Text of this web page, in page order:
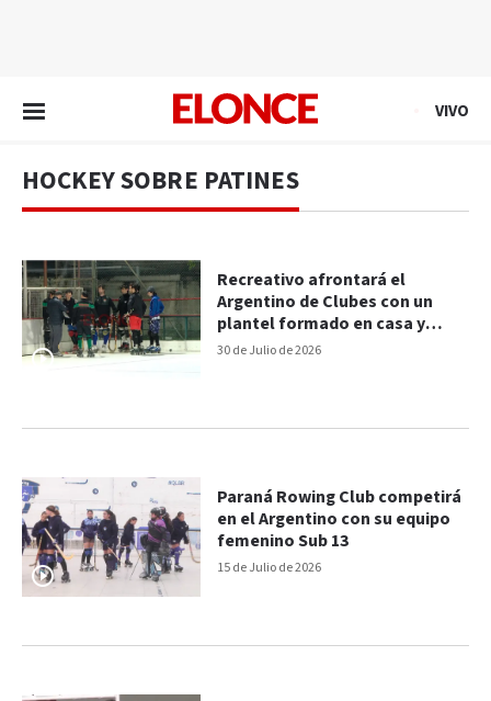
VIVO
HOCKEY SOBRE PATINES
30 de Julio de 2026
Recreativo afrontará el
Argentino de Clubes con un
plantel formado en casa y
mucha ilusión
15 de Julio de 2026
Paraná Rowing Club competirá
en el Argentino con su equipo
femenino Sub 13